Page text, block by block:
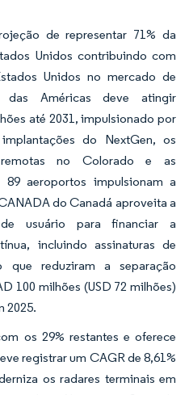
de representar 71% da
Unidos contribuindo com
Unidos no mercado de
Américas deve atingir
até 2031, impulsionado por
do NextGen, os
no Colorado e as
aeroportos impulsionam a
do Canadá aproveita a
usuário para financiar a
incluindo assinaturas de
que reduziram a separação
100 milhões (USD 72 milhões)
2025.
os 29% restantes e oferece
registrar um CAGR de 8,61%
os radares terminais em